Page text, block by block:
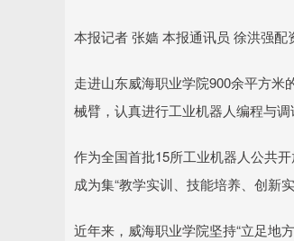
本报记者 张嫱 本报通讯员 徐洪强配
走进山东威海职业学院900余平方
械臂，认真进行工业机器人编程与调
作为全国首批15所工业机器人公共
成为集“教学实训、技能培养、创新
近年来，威海职业学院坚持“立足地